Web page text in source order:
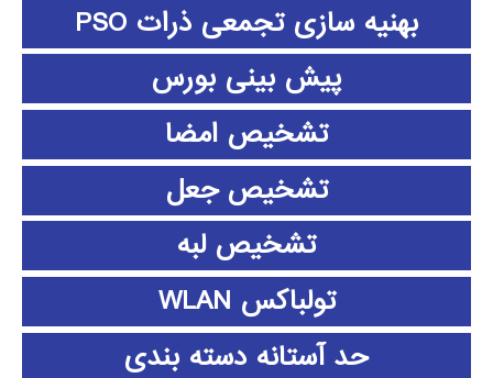
بهنیه سازی تجمعی ذرات PSO
پیش بینی بورس
تشخیص امضا
تشخیص جعل
تشخیص لبه
تولباکس WLAN
حد آستانه دسته بندی